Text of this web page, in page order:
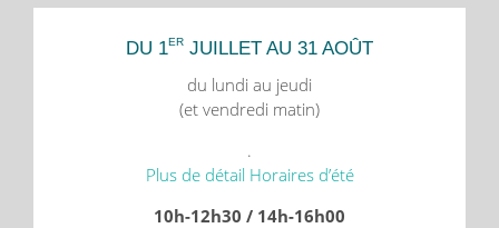
DU 1ER JUILLET AU 31 AOÛT
du lundi au jeudi
(et vendredi matin)
.
Plus de détail Horaires d’été
10h-12h30 / 14h-16h00